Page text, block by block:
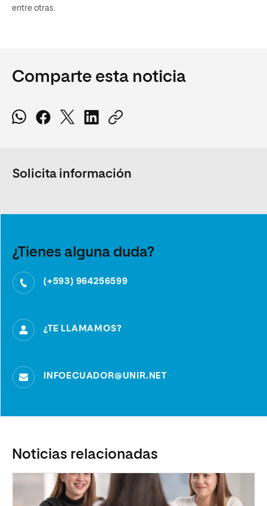
entre otras.
Comparte esta noticia
Solicita información
¿Tienes alguna duda?
(+593) 964256599
¿TE LLAMAMOS?
INFOECUADOR@UNIR.NET
Noticias relacionadas